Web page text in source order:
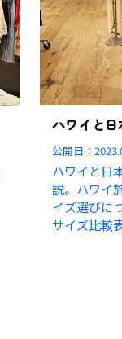
ハワイと日
公開日：
ハワイと日
説。ハワイ
イズ選びに
サイズ比較